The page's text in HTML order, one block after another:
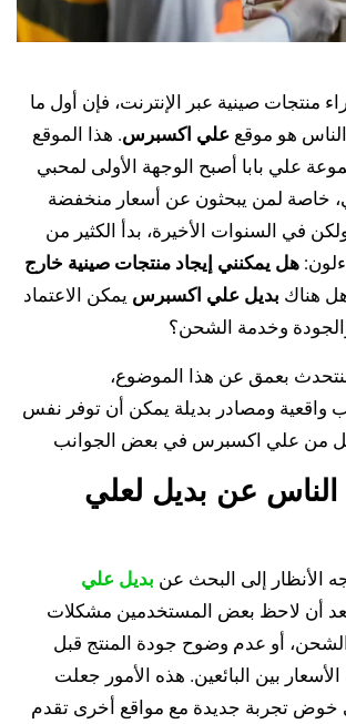
منتجات صينية عبر الإنترنت، فإن أول ما
هو موقع علي اكسبرس. هذا الموقع
علي بابا أصبح الوجهة الأولى لمحبي
خاصة لمن يبحثون عن أسعار منخفضة
في السنوات الأخيرة، بدأ الكثير من
هل يمكنني إيجاد منتجات صينية خارج
هناك بديل علي اكسبرس يمكن الاعتماد
وخدمة الشحن؟
بعمق عن هذا الموضوع،
ومصادر بديلة يمكن أن توفر نفس
الناس عن بديل لعلي
الأنظار إلى البحث عن بديل علي
أن لاحظ بعض المستخدمين مشكلات
أو عدم وضوح جودة المنتج قبل
الأسعار بين البائعين. هذه الأمور جعلت
خوض تجربة جديدة مع مواقع أخرى تقدم